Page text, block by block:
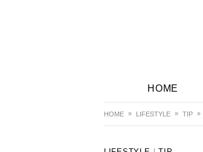
HOME
HOME LIFESTYLE TIP